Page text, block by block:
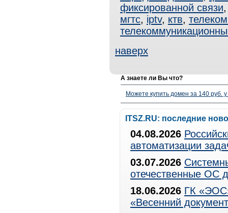
фиксированной связи
мгтс, iptv, ктв,
наверх
А знаете ли Вы что?
Можете купить домен за 140 руб.
ITSZ.RU: последние
04.08.2026
автоматизации
03.07.2026
отечественные ОС
18.06.2026 ГК
«Весенний